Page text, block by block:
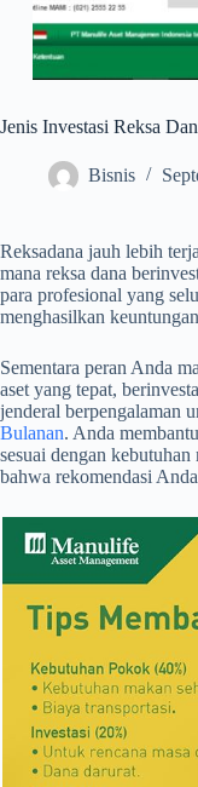
Jenis Investasi Reksa
Bisnis
Reksadana jauh lebih
mana reksa dana
para profesional yang
menghasilkan
Sementara peran Anda
aset yang tepat,
jenderal berpengalaman
Bulanan. Anda
sesuai dengan
bahwa rekomendasi